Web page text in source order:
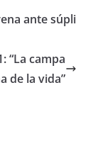
ante súpli
“La campa
de la vida”